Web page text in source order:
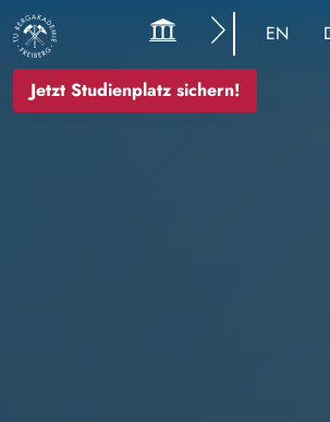
Jetzt Studienplatz sichern!
EN
Bild